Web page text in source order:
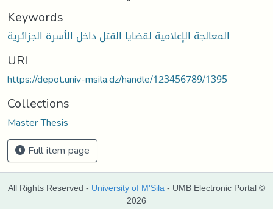
Keywords
المعالجة الإعلامية لقضايا القتل داخل الأسرة الجزائرية
URI
https://depot.univ-msila.dz/handle/123456789/1395
Collections
Master Thesis
Full item page
All Rights Reserved - University of M'Sila - UMB Electronic Portal ©
2026